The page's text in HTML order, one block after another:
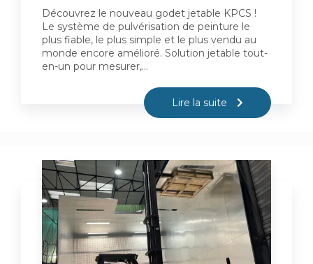
Découvrez le nouveau godet jetable KPCS !
Le système de pulvérisation de peinture le
plus fiable, le plus simple et le plus vendu au
monde encore amélioré. Solution jetable tout-
en-un pour mesurer,…
Lire la suite